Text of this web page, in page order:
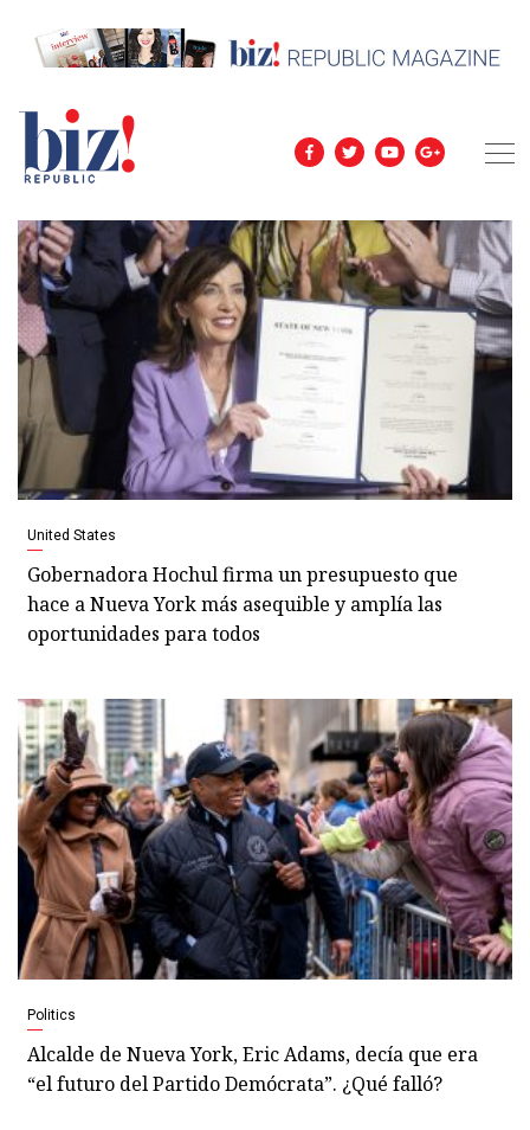
United States
Gobernadora Hochul firma un presupuesto que
hace a Nueva York más asequible y amplía las
oportunidades para todos
Politics
Alcalde de Nueva York, Eric Adams, decía que era
“el futuro del Partido Demócrata”. ¿Qué falló?